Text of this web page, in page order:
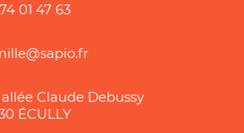
01 47 63
allée Claude Debussy
ÉCULLY